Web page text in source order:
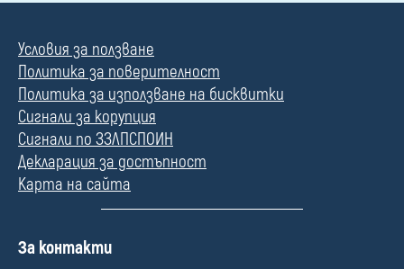
Условия за ползване
Политика за поверителност
Политика за използване на бисквитки
Сигнали за корупция
Сигнали по ЗЗЛПСПОИН
Декларация за достъпност
Карта на сайта
П
За контакти